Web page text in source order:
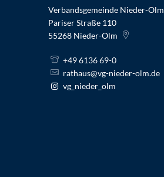
Verbandsgemeinde Nieder-Olm
Pariser Straße 110
55268 Nieder-Olm
+49 6136 69-0
rathaus@vg-nieder-olm.de
vg_nieder_olm